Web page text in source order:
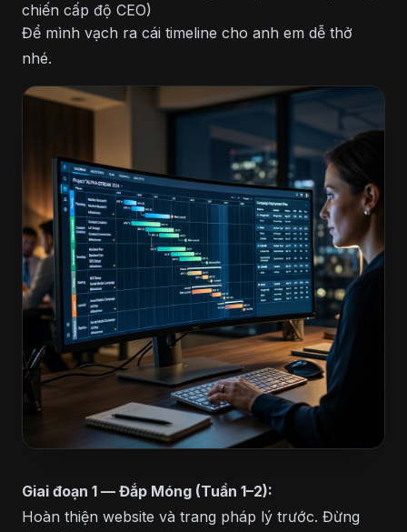
chiến cấp độ CEO)
Để mình vạch ra cái timeline cho anh em dễ thở
nhé.
Giai đoạn 1 — Đắp Móng (Tuần 1–2):
Hoàn thiện website và trang pháp lý trước. Đừng